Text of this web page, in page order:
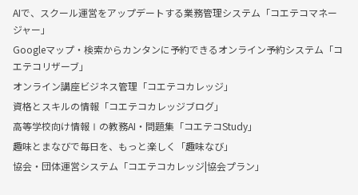
AIで、スクール運営をアップデートする業務管理システム「コエテコマネー
ジャー」
Googleマップ・検索からカンタンに予約できるオンライン予約システム「コ
エテコリザーブ」
オンライン講座ビジネス管理「コエテコカレッジ」
資格とスキルの情報「コエテコカレッジブログ」
高等学校向け情報Ⅰの教務AI・問題集「コエテコStudy」
趣味とまなびで毎日を、もっと楽しく「趣味なび」
協会・団体運営システム「コエテコカレッジ|協会プラン」